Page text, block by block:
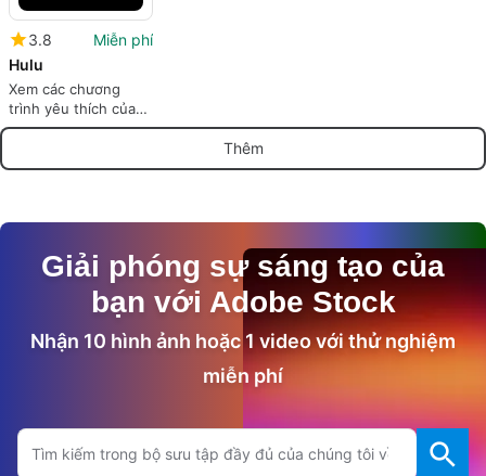
3.8
Miễn phí
Hulu
Xem các chương
trình yêu thích của
bạn khi đang di
Thêm
Giải phóng sự sáng tạo của
bạn với Adobe Stock
Nhận 10 hình ảnh hoặc 1 video với thử nghiệm
miễn phí
Tìm kiếm trên trang Adobe.com